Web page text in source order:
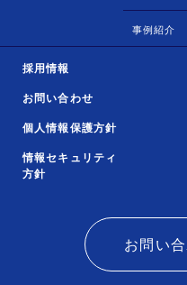
事例紹介
採用情報
お問い合わせ
個人情報保護方針
情報セキュリティ
方針
お問い